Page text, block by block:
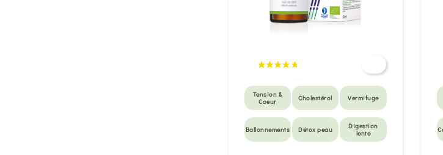
Tension &
Coeur
Cholestérol Vermifuge
Ballonnements Détox peau
Digestion
lente